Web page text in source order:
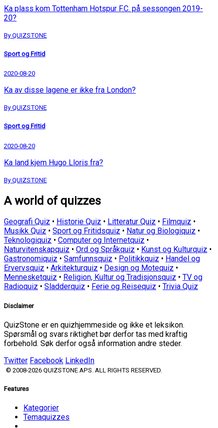
Ka plass kom Tottenham Hotspur F.C. på sessongen 2019-
20?
By QUIZSTONE
Sport og Fritid
2020-08-20
Ka av disse lagene er ikke fra London?
By QUIZSTONE
Sport og Fritid
2020-08-20
Ka land kjem Hugo Lloris fra?
By QUIZSTONE
A world of quizzes
Geografi Quiz • Historie Quiz • Litteratur Quiz • Filmquiz •
Musikk Quiz • Sport og Fritidsquiz • Natur og Biologiquiz •
Teknologiquiz • Computer og Internetquiz •
Naturvitenskapquiz • Ord og Språkquiz • Kunst og Kulturquiz •
Gastronomiquiz • Samfunnsquiz • Politikkquiz • Handel og
Ervervsquiz • Arkitekturquiz • Design og Motequiz •
Mennesketquiz • Religion, Kultur og Tradisjonsquiz • TV og
Radioquiz • Sladderquiz • Ferie og Reisequiz • Trivia Quiz
Disclaimer
QuizStone er en quizhjemmeside og ikke et leksikon.
Spørsmål og svars riktighet bør derfor tas med kraftig
forbehold. Søk derfor også information andre steder.
Twitter Facebook LinkedIn
© 2008-2026 QUIZSTONE APS. ALL RIGHTS RESERVED.
Features
Kategorier
Temaquizzes